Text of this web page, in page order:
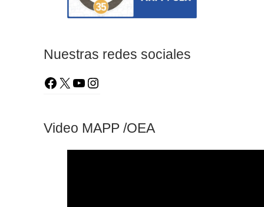
Nuestras redes sociales
Video MAPP /OEA